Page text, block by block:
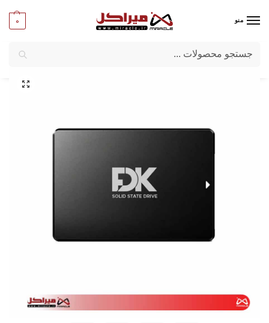
منو 0
میراکل/کامپیوتر/قطعات اصلی